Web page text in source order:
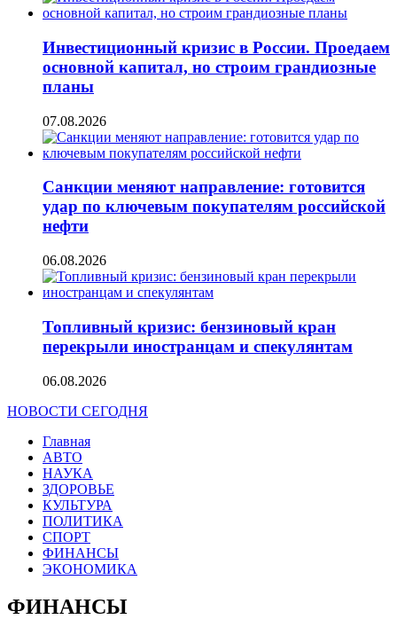
Инвестиционный кризис в России. Проедаем
основной капитал, но строим грандиозные
планы
07.08.2026
Санкции меняют направление: готовится
удар по ключевым покупателям российской
нефти
06.08.2026
Топливный кризис: бензиновый кран
перекрыли иностранцам и спекулянтам
06.08.2026
НОВОСТИ СЕГОДНЯ
Главная
АВТО
НАУКА
ЗДОРОВЬЕ
КУЛЬТУРА
ПОЛИТИКА
СПОРТ
ФИНАНСЫ
ЭКОНОМИКА
ФИНАНСЫ